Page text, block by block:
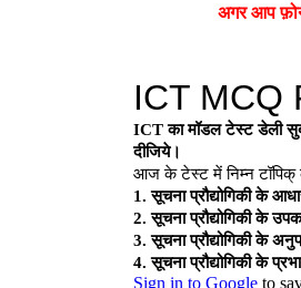
अगर आप फ़ोन में